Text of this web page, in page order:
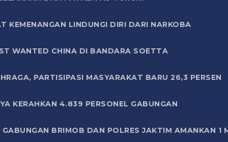
KEMENANGAN LINDUNGI DIRI DARI NARKOBA
WANTED CHINA DI BANDARA SOETTA
PARTISIPASI MASYARAKAT BARU 26,3 PERSEN
KERAHKAN 4.839 PERSONEL GABUNGAN
BRIMOB DAN POLRES JAKTIM AMANKAN 1